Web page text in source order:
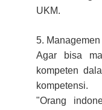
UKM.
5. Managemen
Agar bisa
kompeten
kompetensi.
"Orang